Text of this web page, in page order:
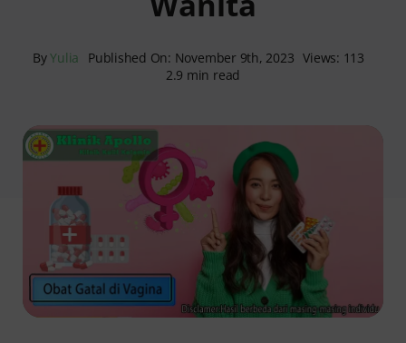
ByYulia Published On: November 9th, 2023 Views: 113
2.9 min read